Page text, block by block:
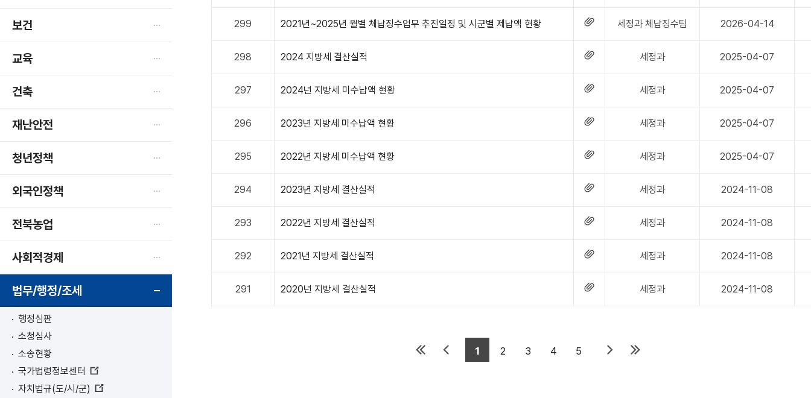
보건
교육
건축
재난안전
청년정책
외국인정책
전북농업
사회적경제
법무/행정/조세
행정심판
소청심사
소송현황
국가법령정보센터
창
자치법규(도/시/군)
299 2021년~2025년 월별 체납징수업무 추진일정 및 시군별 제납액 현황 세정과 체납징수팀 2026-04-14
298 2024 지방세 결산실적 세정과 2025-04-07
297 2024년 지방세 미수납액 현황 세정과 2025-04-07
296 2023년 지방세 미수납액 현황 세정과 2025-04-07
295 2022년 지방세 미수납액 현황 세정과 2025-04-07
294 2023년 지방세 결산실적 세정과 2024-11-08
293 2022년 지방세 결산실적 세정과 2024-11-08
292 2021년 지방세 결산실적 세정과 2024-11-08
291 2020년 지방세 결산실적 세정과 2024-11-08
1 2 3 4 5